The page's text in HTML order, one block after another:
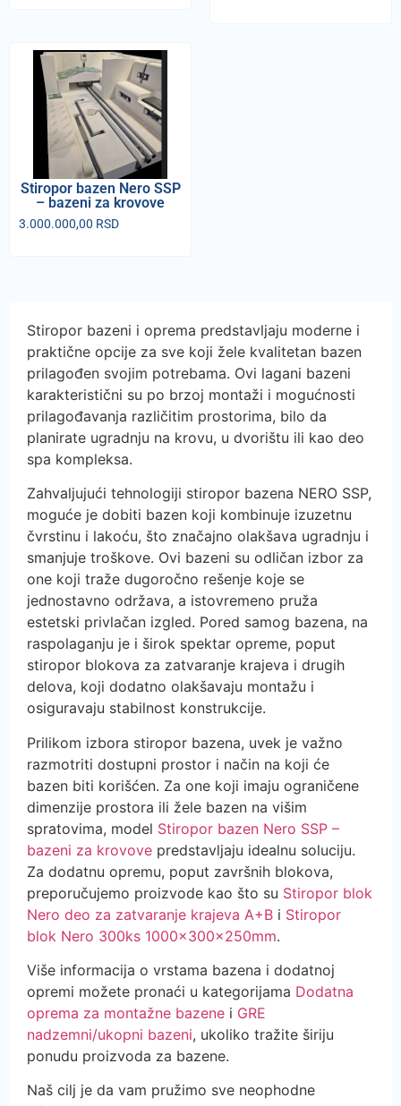
Stiropor bazen Nero SSP
– bazeni za krovove
3.000.000,00 RSD
Stiropor bazeni i oprema predstavljaju moderne i
praktične opcije za sve koji žele kvalitetan bazen
prilagođen svojim potrebama. Ovi lagani bazeni
karakteristični su po brzoj montaži i mogućnosti
prilagođavanja različitim prostorima, bilo da
planirate ugradnju na krovu, u dvorištu ili kao deo
spa kompleksa.
Zahvaljujući tehnologiji stiropor bazena NERO SSP,
moguće je dobiti bazen koji kombinuje izuzetnu
čvrstinu i lakoću, što značajno olakšava ugradnju i
smanjuje troškove. Ovi bazeni su odličan izbor za
one koji traže dugoročno rešenje koje se
jednostavno održava, a istovremeno pruža
estetski privlačan izgled. Pored samog bazena, na
raspolaganju je i širok spektar opreme, poput
stiropor blokova za zatvaranje krajeva i drugih
delova, koji dodatno olakšavaju montažu i
osiguravaju stabilnost konstrukcije.
Prilikom izbora stiropor bazena, uvek je važno
razmotriti dostupni prostor i način na koji će
bazen biti korišćen. Za one koji imaju ograničene
dimenzije prostora ili žele bazen na višim
spratovima, model Stiropor bazen Nero SSP –
bazeni za krovove predstavljaju idealnu soluciju.
Za dodatnu opremu, poput završnih blokova,
preporučujemo proizvode kao što su Stiropor blok
Nero deo za zatvaranje krajeva A+B i Stiropor
blok Nero 300ks 1000x300x250mm.
Više informacija o vrstama bazena i dodatnoj
opremi možete pronaći u kategorijama Dodatna
oprema za montažne bazene i GRE
nadzemni/ukopni bazeni, ukoliko tražite širiju
ponudu proizvoda za bazene.
Naš cilj je da vam pružimo sve neophodne